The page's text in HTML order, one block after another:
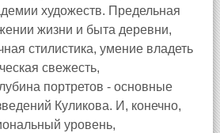
художеств. Предельная
жизни и быта деревни,
стилистика, умение владеть
свежесть,
портретов - основные
Куликова. И, конечно,
уровень,